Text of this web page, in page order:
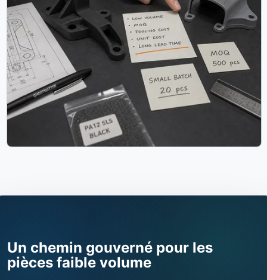
Un chemin gouverné pour les
pièces faible volume